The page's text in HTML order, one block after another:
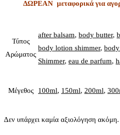
ΔΩΡΕΑΝ μεταφορικά για
Τύπος
Αρώματος
after balsam, body butter,
body lotion shimmer,
Shimmer, eau de parfum,
Μέγεθος 100ml, 150ml, 200ml,
Δεν υπάρχει καμία αξιολόγηση ακόμη.